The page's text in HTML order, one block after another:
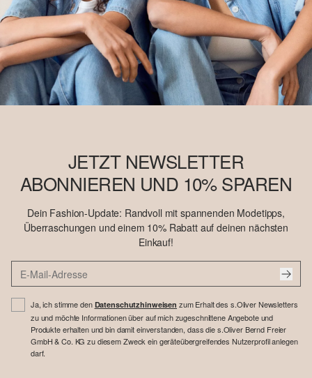
JETZT NEWSLETTER
ABONNIEREN UND 10% SPAREN
Dein Fashion-Update: Randvoll mit spannenden Modetipps,
Überraschungen und einem 10% Rabatt auf deinen nächsten
Einkauf!
Ja, ich stimme den Datenschutzhinweisen zum Erhalt des s.Oliver Newsletters
zu und möchte Informationen über auf mich zugeschnittene Angebote und
Produkte erhalten und bin damit einverstanden, dass die s.Oliver Bernd Freier
GmbH & Co. KG zu diesem Zweck ein geräteübergreifendes Nutzerprofil anlegen
darf.